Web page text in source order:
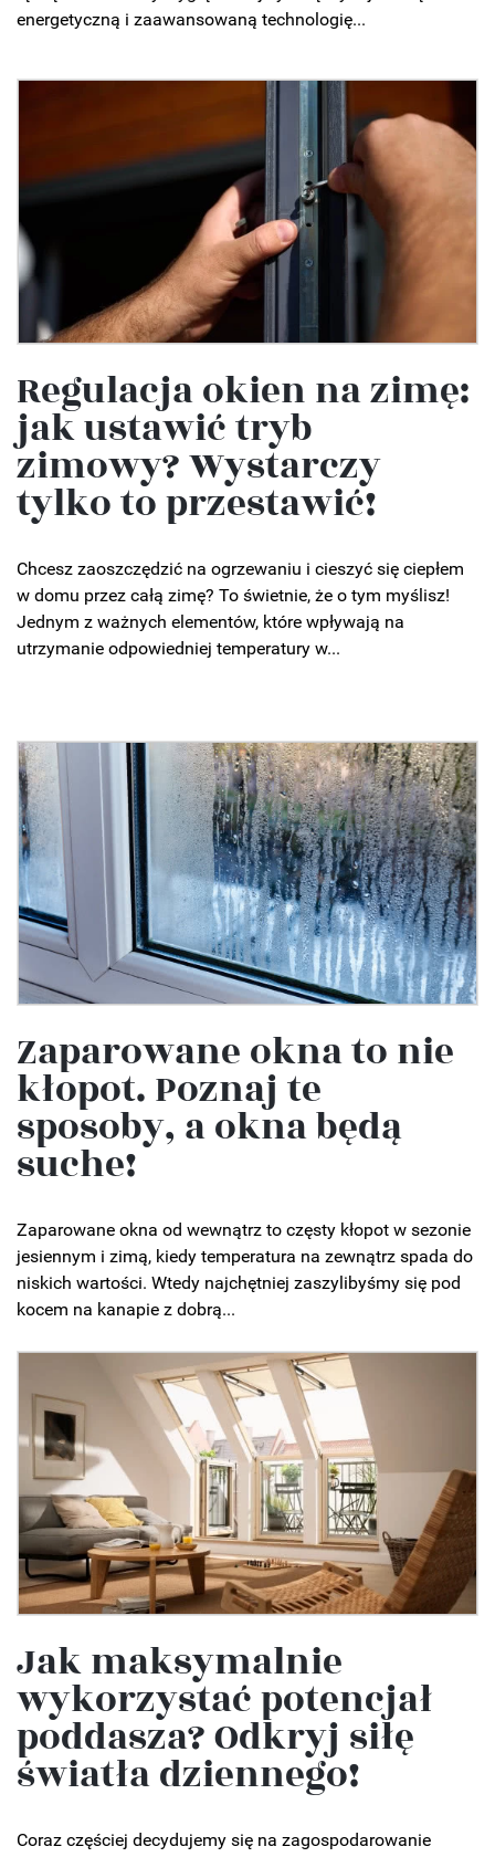
energetyczną i zaawansowaną technologię...
Regulacja okien na zimę:
jak ustawić tryb
zimowy? Wystarczy
tylko to przestawić!
Chcesz zaoszczędzić na ogrzewaniu i cieszyć się ciepłem
w domu przez całą zimę? To świetnie, że o tym myślisz!
Jednym z ważnych elementów, które wpływają na
utrzymanie odpowiedniej temperatury w...
Zaparowane okna to nie
kłopot. Poznaj te
sposoby, a okna będą
suche!
Zaparowane okna od wewnątrz to częsty kłopot w sezonie
jesiennym i zimą, kiedy temperatura na zewnątrz spada do
niskich wartości. Wtedy najchętniej zaszylibyśmy się pod
kocem na kanapie z dobrą...
Jak maksymalnie
wykorzystać potencjał
poddasza? Odkryj siłę
światła dziennego!
Coraz częściej decydujemy się na zagospodarowanie